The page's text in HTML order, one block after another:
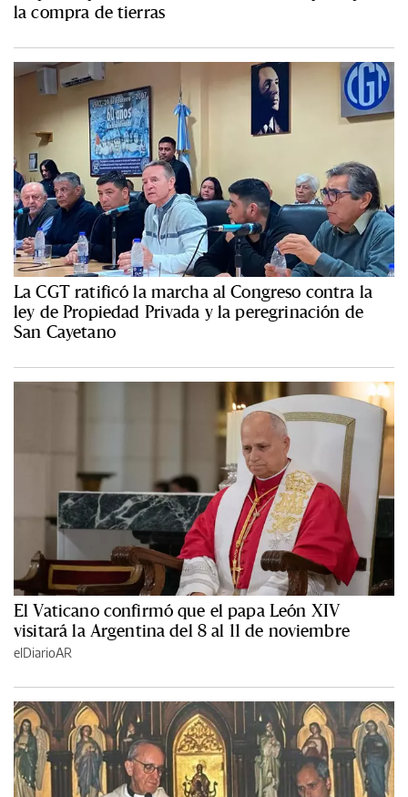
la compra de tierras
La CGT ratificó la marcha al Congreso contra la
ley de Propiedad Privada y la peregrinación de
San Cayetano
El Vaticano confirmó que el papa León XIV
visitará la Argentina del 8 al 11 de noviembre
elDiarioAR